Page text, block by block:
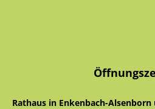
Rathaus in Enkenbach-